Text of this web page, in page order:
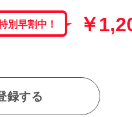
別早割中！ ￥
録する